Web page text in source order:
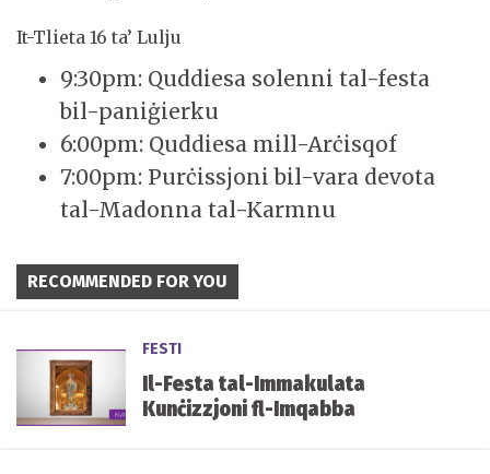
It-Tlieta 16 ta’ Lulju
9:30pm: Quddiesa solenni tal-festa
bil-paniġierku
6:00pm: Quddiesa mill-Arċisqof
7:00pm: Purċissjoni bil-vara devota
tal-Madonna tal-Karmnu
RECOMMENDED FOR YOU
FESTI
Il-Festa tal-Immakulata
Kunċizzjoni fl-Imqabba